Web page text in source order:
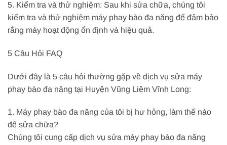
5. Kiểm tra và thử nghiệm: Sau khi sửa chữa, chúng tôi
kiểm tra và thử nghiệm máy phay bào đa năng để đảm bảo
rằng máy hoạt động ổn định và hiệu quả.
5 Câu Hỏi FAQ
Dưới đây là 5 câu hỏi thường gặp về dịch vụ sửa máy
phay bào đa năng tại Huyện Vũng Liêm Vĩnh Long:
1. Máy phay bào đa năng của tôi bị hư hỏng, làm thế nào
để sửa chữa?
Chúng tôi cung cấp dịch vụ sửa máy phay bào đa năng